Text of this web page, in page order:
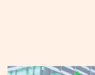
מעת לעת והשקעת